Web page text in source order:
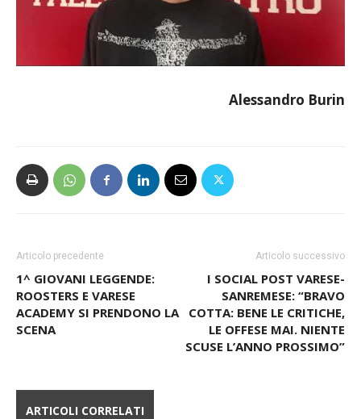
Alessandro Burin
Articolo precedente
1^ GIOVANI LEGGENDE:
ROOSTERS E VARESE
ACADEMY SI PRENDONO LA
SCENA
Articolo successivo
I SOCIAL POST VARESE-
SANREMESE: “BRAVO
COTTA: BENE LE CRITICHE,
LE OFFESE MAI. NIENTE
SCUSE L’ANNO PROSSIMO”
ARTICOLI CORRELATI